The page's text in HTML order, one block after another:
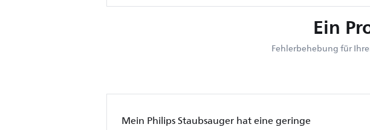
Ein
Fehlerbehebung für
Mein Philips Staubsauger hat eine geringe